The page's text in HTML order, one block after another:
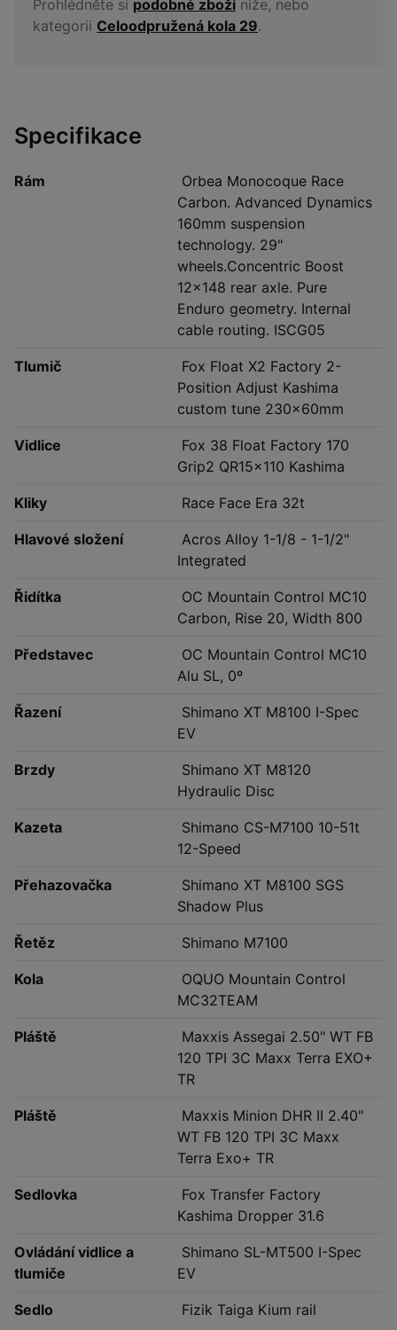
Prohlédněte si podobné zbožíníže, nebo
kategorii Celoodpružená kola 29.
Specifikace
Rám
Orbea Monocoque Race
Carbon. Advanced Dynamics
160mm suspension
technology. 29"
wheels.Concentric Boost
12x148 rear axle. Pure
Enduro geometry. Internal
cable routing. ISCG05
Tlumič
Fox Float X2 Factory 2-
Position Adjust Kashima
custom tune 230x60mm
Vidlice
Fox 38 Float Factory 170
Grip2 QR15x110 Kashima
Kliky Race Face Era 32t
Hlavové složení
Acros Alloy 1-1/8 - 1-1/2"
Integrated
Řidítka
OC Mountain Control MC10
Carbon, Rise 20, Width 800
Představec
OC Mountain Control MC10
Alu SL, 0º
Řazení
Shimano XT M8100 I-Spec
EV
Brzdy
Shimano XT M8120
Hydraulic Disc
Kazeta
Shimano CS-M7100 10-51t
12-Speed
Přehazovačka
Shimano XT M8100 SGS
Shadow Plus
Řetěz Shimano M7100
Kola
OQUO Mountain Control
MC32TEAM
Pláště
Maxxis Assegai 2.50" WT FB
120 TPI 3C Maxx Terra EXO+
TR
Pláště
Maxxis Minion DHR II 2.40"
WT FB 120 TPI 3C Maxx
Terra Exo+ TR
Sedlovka
Fox Transfer Factory
Kashima Dropper 31.6
Ovládání vidlice a
tlumiče
Shimano SL-MT500 I-Spec
EV
Sedlo Fizik Taiga Kium rail